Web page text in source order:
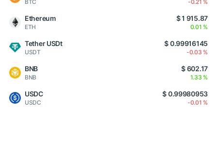
BTC -0.21 %
Ethereum
ETH
$ 1 915.87
0.01 %
Tether USDt
USDT
$ 0.99916145
-0.03 %
BNB
BNB
$ 602.17
1.33 %
USDC
USDC
$ 0.99980953
-0.01 %